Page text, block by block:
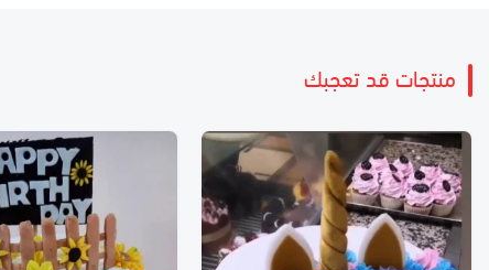
منتجات قد تعجبك